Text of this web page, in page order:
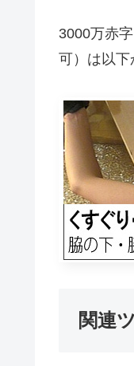
3000万赤
可）は以
関連